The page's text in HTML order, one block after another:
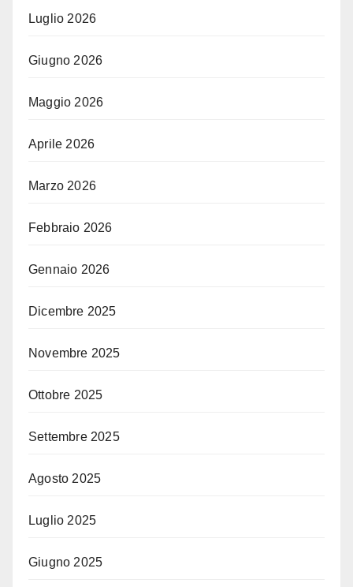
Luglio 2026
Giugno 2026
Maggio 2026
Aprile 2026
Marzo 2026
Febbraio 2026
Gennaio 2026
Dicembre 2025
Novembre 2025
Ottobre 2025
Settembre 2025
Agosto 2025
Luglio 2025
Giugno 2025